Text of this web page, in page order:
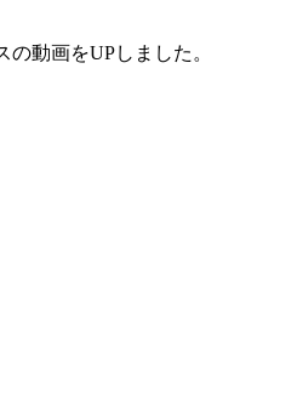
の動画をUPしました。